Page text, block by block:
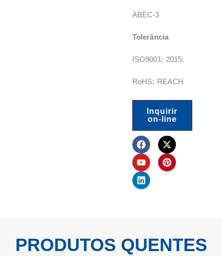
ABEC-3
Tolerância
ISO9001: 2015;
RoHS; REACH
Inquirir
on-line
F
a
c
e
b
o
o
X
-
t
w
i
Y
o
u
t
u
b
e
P
i
n
t
e
L
i
n
k
e
d
i
PRODUTOS QUENTES